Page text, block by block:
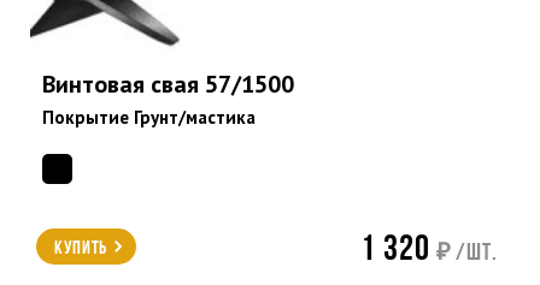
Винтовая свая 57/1500
Покрытие Грунт/мастика
Купить 1 320 ₽ /шт.